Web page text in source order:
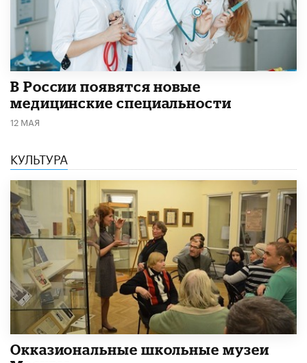
В России появятся новые
медицинские специальности
12 МАЯ
КУЛЬТУРА
​Окказиональные школьные музеи